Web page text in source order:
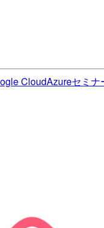
CloudAzureセミナ